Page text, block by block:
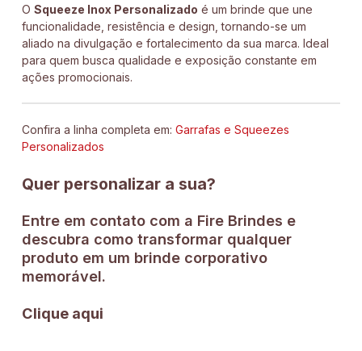
O Squeeze Inox Personalizado é um brinde que une
funcionalidade, resistência e design, tornando-se um
aliado na divulgação e fortalecimento da sua marca. Ideal
para quem busca qualidade e exposição constante em
ações promocionais.
Confira a linha completa em: Garrafas e Squeezes
Personalizados
Quer personalizar a sua?
Entre em contato com a Fire Brindes e
descubra como transformar qualquer
produto em um brinde corporativo
memorável.
Clique aqui